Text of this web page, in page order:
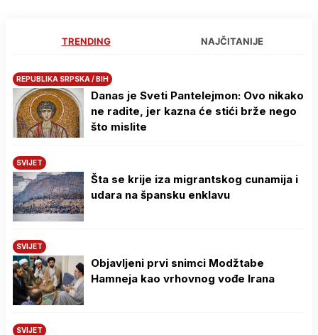
TRENDING NAJČITANIJE
REPUBLIKA SRPSKA / BIH
Danas je Sveti Pantelejmon: Ovo nikako
ne radite, jer kazna će stići brže nego
što mislite
SVIJET
Šta se krije iza migrantskog cunamija i
udara na špansku enklavu
SVIJET
Objavljeni prvi snimci Modžtabe
Hamneja kao vrhovnog vođe Irana
SVIJET